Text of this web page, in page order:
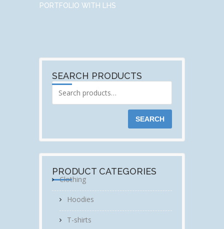
PORTFOLIO WITH LHS
SEARCH PRODUCTS
SEARCH
PRODUCT CATEGORIES
Clothing
Hoodies
T-shirts